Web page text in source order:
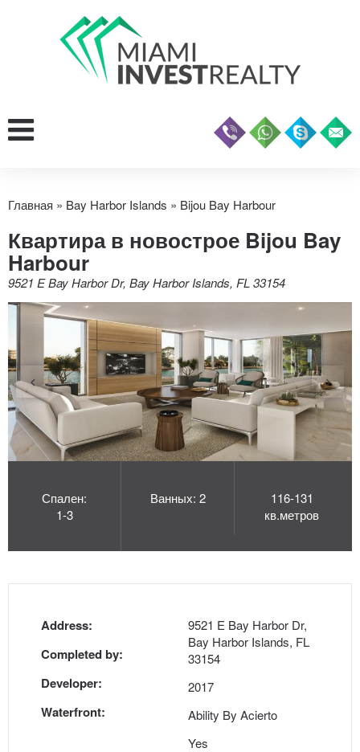
Главная » Bay Harbor Islands » Bijou Bay Harbour
Квартира в новострое Bijou Bay
Harbour
9521 E Bay Harbor Dr, Bay Harbor Islands, FL 33154
Спален:
1-3
Ванных: 2
116-131
кв.метров
Address:
Completed by:
Developer:
Waterfront:
9521 E Bay Harbor Dr,
Bay Harbor Islands, FL
33154
2017
Ability By Acierto
Yes